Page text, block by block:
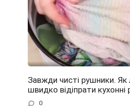
Завжди чисті рушники. Як
швидко відіпрати кухонні
0